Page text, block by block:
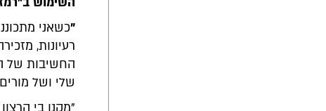
"כשאני
רעיונות,
החשיבות של
שלי ושל
"מקנן בי